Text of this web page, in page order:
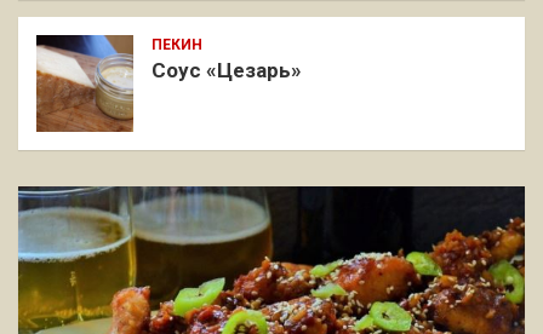
ПЕКИН
Соус «Цезарь»